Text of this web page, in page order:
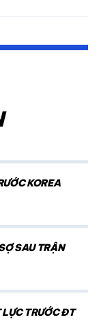
KOREA
SAU TRẬN
TRƯỚC ĐT